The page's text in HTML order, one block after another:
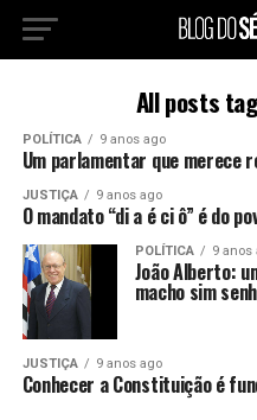
All posts
POLÍTICA 9 anos ago
Um parlamentar que merece
JUSTIÇA 9 anos ago
O mandato “di a é ci ô” é do
POLÍTICA 9 anos
João Alberto:
macho sim
JUSTIÇA 9 anos ago
Conhecer a Constituição é